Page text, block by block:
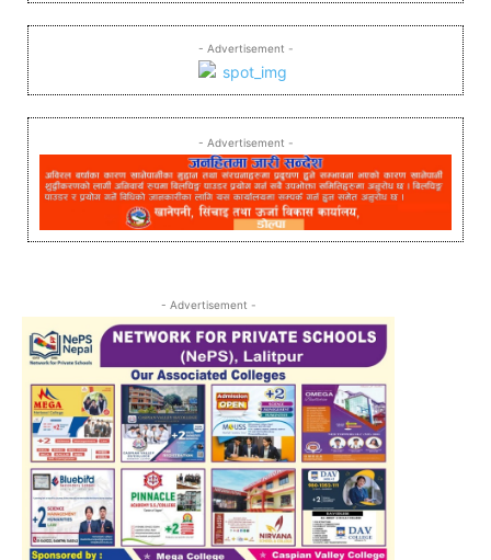
- Advertisement -
- Advertisement -
- Advertisement -